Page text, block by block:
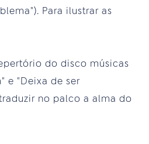
Para ilustrar as
do disco músicas
e "Deixa de ser
no palco a alma do